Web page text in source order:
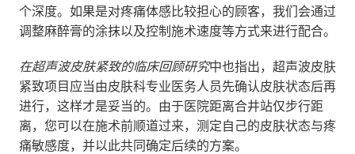
个深度。如果是对疼痛体感比较担心的顾客，我们会通过
调整麻醉膏的涂抹以及控制施术速度等方式来进行配合。
在超声波皮肤紧致的临床回顾研究中也指出，超声波皮肤
紧致项目应当由皮肤科专业医务人员先确认皮肤状态后再
进行，这样才是妥当的。由于医院距离合井站仅步行距
离，您可以在施术前顺道过来，测定自己的皮肤状态与疼
痛敏感度，并以此共同确定后续的方案。